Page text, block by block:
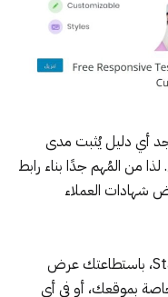
أي دليل يُثبت مدى
من المُهم جدًا بناء رابط
شهادات العملاء
، باستطاعتك عرض
بموقعك، أو في أي